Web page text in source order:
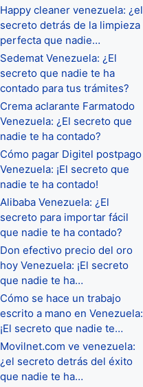
Happy cleaner venezuela: ¿el
secreto detrás de la limpieza
perfecta que nadie…
Sedemat Venezuela: ¿El
secreto que nadie te ha
contado para tus trámites?
Crema aclarante Farmatodo
Venezuela: ¿El secreto que
nadie te ha contado?
Cómo pagar Digitel postpago
Venezuela: ¡El secreto que
nadie te ha contado!
Alibaba Venezuela: ¿El
secreto para importar fácil
que nadie te ha contado?
Don efectivo precio del oro
hoy Venezuela: ¡El secreto
que nadie te ha…
Cómo se hace un trabajo
escrito a mano en Venezuela:
¡El secreto que nadie te…
Movilnet.com ve venezuela:
¿el secreto detrás del éxito
que nadie te ha…